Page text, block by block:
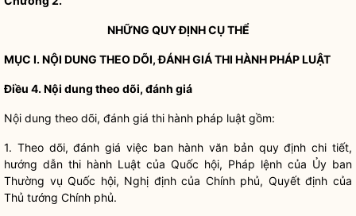
NHỮNG QUY ĐỊNH CỤ THỂ
MỤC I. NỘI DUNG THEO DÕI, ĐÁNH GIÁ THI HÀNH PHÁPLUẬT
Điều 4. Nội dung theo dõi, đánh giá
Nội dung theo dõi, đánh giá thi hành pháp luật gồm:
1. Theo dõi, đánh giá việc ban hành văn bản quy định chi tiết,
hướng dẫn thi hành Luật của Quốc hội, Pháp lệnh của Ủy ban
Thường vụQuốc hội, Nghị định của Chính phủ, Quyết định của
Thủ tướng Chính phủ.